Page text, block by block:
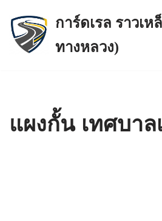
Skip
การ์ดเรล ราวเ
ทางหลวง)
แผงกั้น เทศบาล